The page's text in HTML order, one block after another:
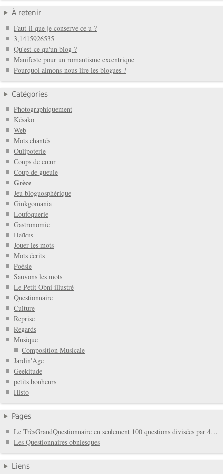
À retenir
Faut-il que je conserve ce u ?
3,1415926535
Qu'est-ce qu'un blog ?
Manifeste pour un romantisme excentrique
Pourquoi aimons-nous lire les blogues ?
Catégories
Photographiquement
Késako
Web
Mots chantés
Oulipoterie
Coups de cœur
Coup de gueule
Grèce
Jeu bloguosphérique
Ginkgomania
Loufoquerie
Gastronomie
Haïkus
Jouer les mots
Mots écrits
Poésie
Sauvons les mots
Le Petit Obni illustré
Questionnaire
Culture
Reprise
Regards
Musique
Composition Musicale
Jardin'Age
Geekitude
petits bonheurs
Histo
Pages
Le TrèsGrandQuestionnaire en seulement 100 questions divisées par 4…
Les Questionnaires obniesques
Liens